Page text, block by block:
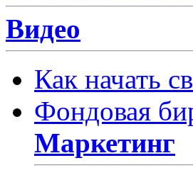
Видео
Как начать
Фондовая
Маркетинг